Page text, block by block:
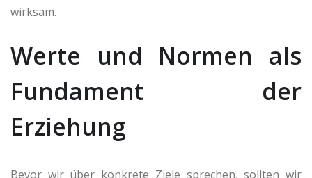
wirksam.
Werte und Normen als
Fundament der
Erziehung
Bevor wir über konkrete Ziele sprechen, sollten wir